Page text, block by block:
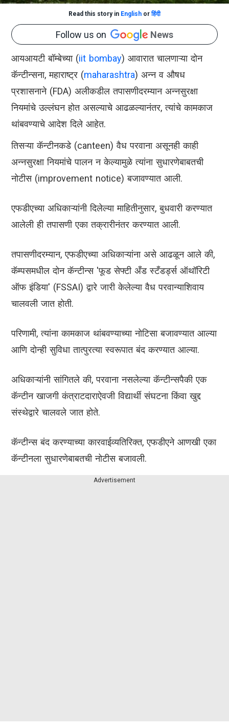
Read this story in English orहिंदी
Follow us on News
आयआयटी बॉम्बेच्या (iit bombay) आवारात चालणाऱ्या दोन
कॅन्टीन्सना, महाराष्ट्र (maharashtra) अन्न व औषध
प्रशासनाने (FDA) अलीकडील तपासणीदरम्यान अन्नसुरक्षा
नियमांचे उल्लंघन होत असल्याचे आढळल्यानंतर, त्यांचे कामकाज
थांबवण्याचे आदेश दिले आहेत.
तिसऱ्या कॅन्टीनकडे (canteen) वैध परवाना असूनही काही
अन्नसुरक्षा नियमांचे पालन न केल्यामुळे त्यांना सुधारणेबाबतची
नोटीस (improvement notice) बजावण्यात आली.
एफडीएच्या अधिकाऱ्यांनी दिलेल्या माहितीनुसार, बुधवारी करण्यात
आलेली ही तपासणी एका तक्रारीनंतर करण्यात आली.
तपासणीदरम्यान, एफडीएच्या अधिकाऱ्यांना असे आढळून आले की,
कॅम्पसमधील दोन कॅन्टीन्स 'फूड सेफ्टी अँड स्टँडर्ड्स ऑथॉरिटी
ऑफ इंडिया' (FSSAI) द्वारे जारी केलेल्या वैध परवान्याशिवाय
चालवली जात होती.
परिणामी, त्यांना कामकाज थांबवण्याच्या नोटिसा बजावण्यात आल्या
आणि दोन्ही सुविधा तात्पुरत्या स्वरूपात बंद करण्यात आल्या.
अधिकाऱ्यांनी सांगितले की, परवाना नसलेल्या कॅन्टीन्सपैकी एक
कॅन्टीन खाजगी कंत्राटदाराऐवजी विद्यार्थी संघटना किंवा खुद्द
संस्थेद्वारे चालवले जात होते.
कॅन्टीन्स बंद करण्याच्या कारवाईव्यतिरिक्त, एफडीएने आणखी एका
कॅन्टीनला सुधारणेबाबतची नोटीस बजावली.
Advertisement